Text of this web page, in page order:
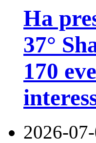
Ha
37°
170
2026-